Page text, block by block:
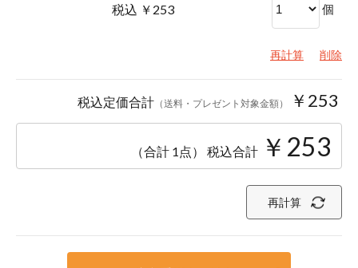
税込 ￥253 個
再計算 削除
税込定価合計 （送料・プレゼント対象金額） ￥253
（合計 1点） 税込合計 ￥253
再計算